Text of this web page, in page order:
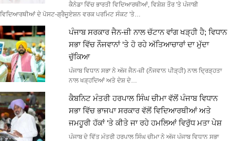
ਕੈਨੇਡਾ ਵਿੱਚ ਭਾਰਤੀ ਵਿਦਿਆਰਥੀਆਂ, ਵਿਸ਼ੇਸ਼ ਤੌਰ 'ਤੇ ਪੰਜਾਬੀ
ਵਿਦਿਆਰਥੀਆਂ ਦੇ ਪੋਸਟ-ਗ੍ਰੈਜੂਏਸ਼ਨ ਵਰਕ ਪਰਮਿਟ ਸੰਕਟ 'ਤੇ…
ਪੰਜਾਬ ਸਰਕਾਰ ਜੈਨ-ਜ਼ੀ ਨਾਲ ਚੱਟਾਨ ਵਾਂਗ ਖੜ੍ਹੀ ਹੈ; ਵਿਧਾਨ
ਸਭਾ ਵਿੱਚ ਨੌਜਵਾਨਾਂ ‘ਤੇ ਹੋ ਰਹੇ ਅੱਤਿਆਚਾਰਾਂ ਦਾ ਮੁੱਦਾ
ਚੁੱਕਿਆ
ਪੰਜਾਬ ਵਿਧਾਨ ਸਭਾ ਨੇ ਅੱਜ ਜੈਨ-ਜ਼ੀ (ਨੌਜਵਾਨ ਪੀੜ੍ਹੀ) ਨਾਲ ਦ੍ਰਿੜ੍ਹਤਾ
ਨਾਲ ਖੜ੍ਹਦਿਆਂ ਅਤੇ ਦੇਸ਼ ਦੇ…
ਕੈਬਨਿਟ ਮੰਤਰੀ ਹਰਪਾਲ ਸਿੰਘ ਚੀਮਾ ਵੱਲੋਂ ਪੰਜਾਬ ਵਿਧਾਨ
ਸਭਾ ਵਿੱਚ ਭਾਜਪਾ ਸਰਕਾਰ ਵੱਲੋਂ ਵਿਦਿਆਰਥੀਆਂ ਅਤੇ
ਜਮਹੂਰੀ ਹੱਕਾਂ ‘ਤੇ ਕੀਤੇ ਜਾ ਰਹੇ ਹਮਲਿਆਂ ਵਿਰੁੱਧ ਮਤਾ ਪੇਸ਼
ਪੰਜਾਬ ਦੇ ਵਿੱਤ ਮੰਤਰੀ ਹਰਪਾਲ ਸਿੰਘ ਚੀਮਾ ਨੇ ਅੱਜ ਪੰਜਾਬ ਵਿਧਾਨ ਸਭਾ